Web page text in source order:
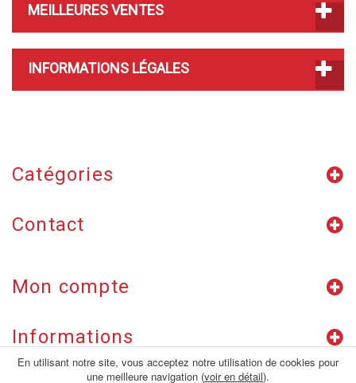
MEILLEURES VENTES
INFORMATIONS LÉGALES
Catégories
Contact
Mon compte
Informations
En utilisant notre site, vous acceptez notre utilisation de cookies pour
une meilleure navigation (voir en détail).